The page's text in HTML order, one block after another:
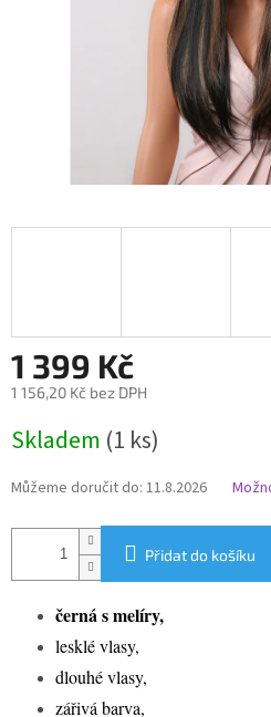
1 399 Kč
1 156,20 Kč bez DPH
cena:
Skladem (1 ks)
Můžeme doručit do: 11.8.2026
Přidat do košíku
černá s melíry,
lesklé vlasy,
dlouhé vlasy,
zářivá barva,